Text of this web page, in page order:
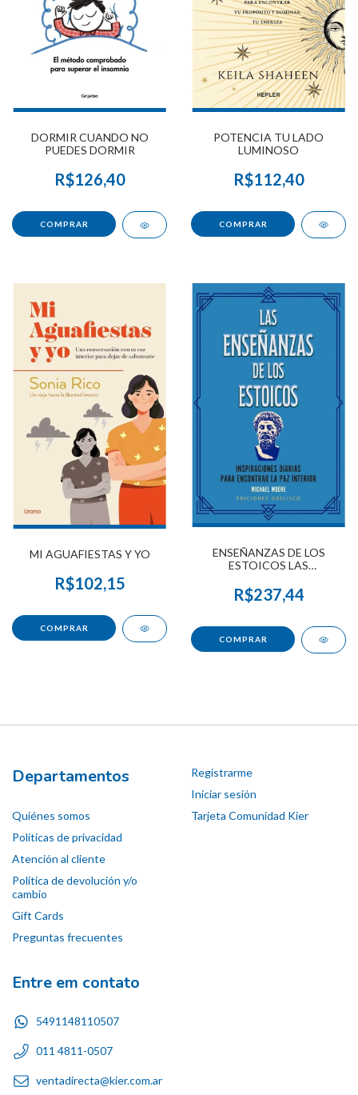
DORMIR CUANDO NO
PUEDES DORMIR
R$126,40
POTENCIA TU LADO
LUMINOSO
R$112,40
MI AGUAFIESTAS Y YO
R$102,15
ENSEÑANZAS DE LOS
ESTOICOS LAS
R$237,44
Departamentos
Quiénes somos
Políticas de privacidad
Atención al cliente
Política de devolución y/o
cambio
Gift Cards
Preguntas frecuentes
Registrarme
Iniciar sesión
Tarjeta Comunidad Kier
Entre em contato
5491148110507
011 4811-0507
ventadirecta@kier.com.ar